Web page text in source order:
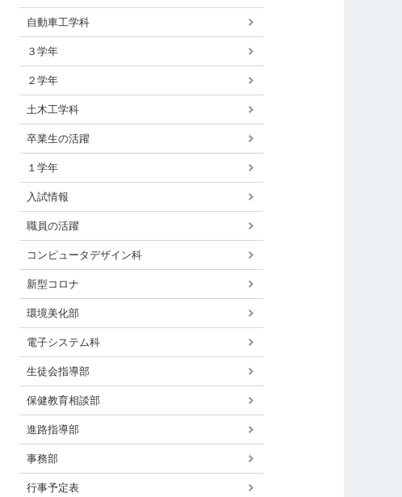
自動車工学科
３学年
２学年
土木工学科
卒業生の活躍
１学年
入試情報
職員の活躍
コンピュータデザイン科
新型コロナ
環境美化部
電子システム科
生徒会指導部
保健教育相談部
進路指導部
事務部
行事予定表